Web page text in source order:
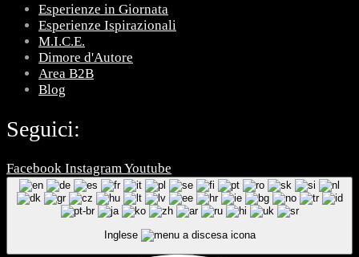
Esperienze in Giornata
Esperienze Ispirazionali
M.I.C.E.
Dimore d'Autore
Area B2B
Blog
Seguici:
Facebook InstagramYoutube
Inglese